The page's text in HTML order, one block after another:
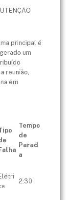
principal é
um
reunião,
em
Tempo
de
Parad
a
2:30